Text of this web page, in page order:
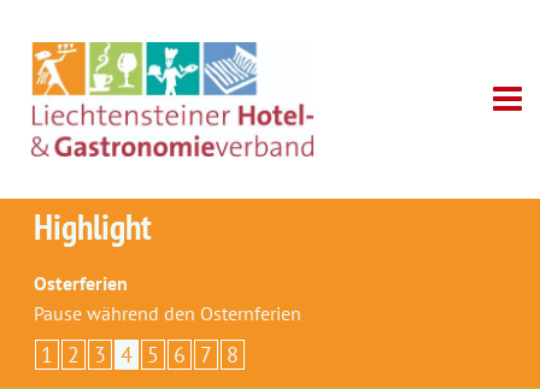
Highlight
Osterferien
Pause während den Osternferien
1 2 3 4 5 6 7 8